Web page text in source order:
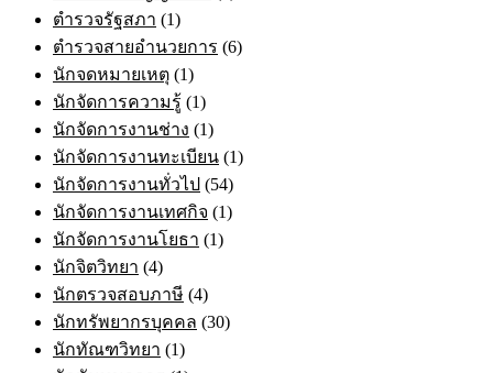
ตำรวจรัฐสภา (1)
ตำรวจสายอำนวยการ (6)
นักจดหมายเหตุ (1)
นักจัดการความรู้ (1)
นักจัดการงานช่าง (1)
นักจัดการงานทะเบียน (1)
นักจัดการงานทั่วไป (54)
นักจัดการงานเทศกิจ (1)
นักจัดการงานโยธา (1)
นักจิตวิทยา (4)
นักตรวจสอบภาษี (4)
นักทรัพยากรบุคคล (30)
นักทัณฑวิทยา (1)